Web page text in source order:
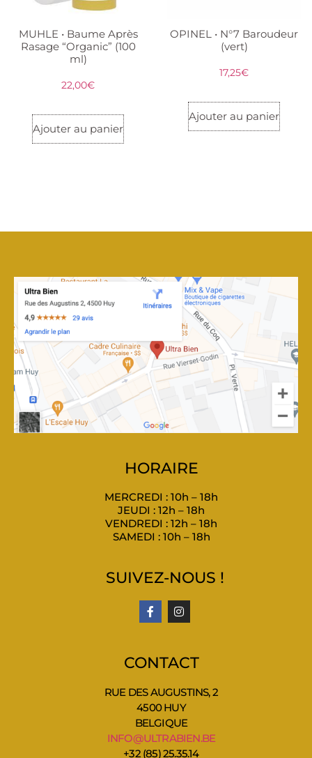
MUHLE • Baume Après
Rasage “Organic” (100
ml)
22,00€
Ajouter au panier
OPINEL • N°7 Baroudeur
(vert)
17,25€
Ajouter au panier
HORAIRE
MERCREDI : 10h – 18h
JEUDI : 12h – 18h
VENDREDI : 12h – 18h
SAMEDI : 10h – 18h
SUIVEZ-NOUS !
CONTACT
RUE DES AUGUSTINS, 2
4500 HUY
BELGIQUE
INFO@ULTRABIEN.BE
+32 (85) 25.35.14